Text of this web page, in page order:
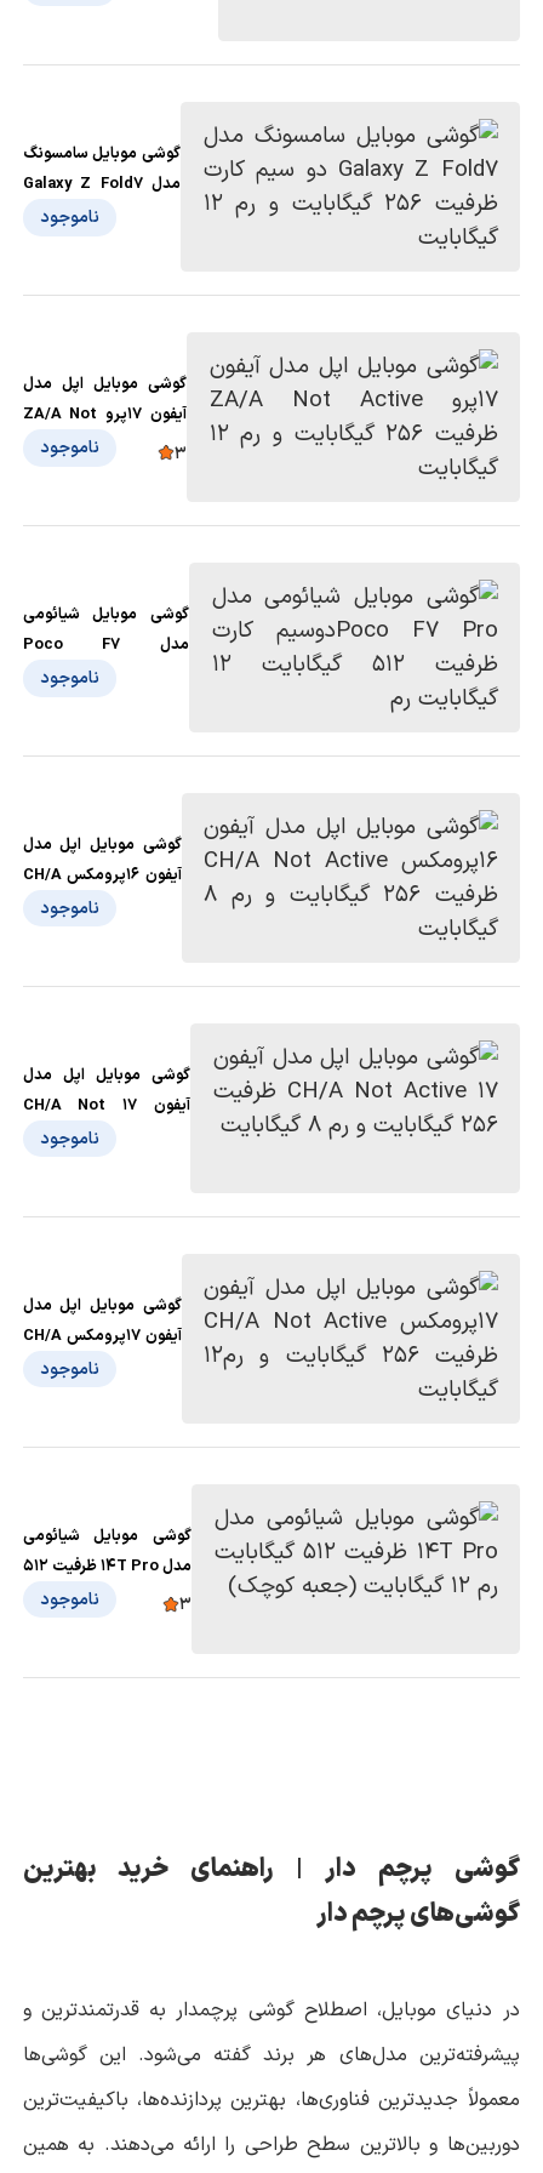
گوشی موبایل سامسونگ
مدل Galaxy Z Fold7
دو سیم کارت ظرفیت
ناموجود
گوشی موبایل اپل مدل
آیفون 17پرو ZA/A Not
Active ظرفیت 256
3 ناموجود
گوشی موبایل شیائومی
مدل Poco F7
Proدوسیم کارت ظرفیت
ناموجود
گوشی موبایل اپل مدل
آیفون 16پرومکس CH/A
Not Active ظرفیت
ناموجود
گوشی موبایل اپل مدل
آیفون 17 CH/A Not
Active ظرفیت 256
ناموجود
گوشی موبایل اپل مدل
آیفون 17پرومکس CH/A
Not Active ظرفیت
ناموجود
گوشی موبایل شیائومی
مدل 14T Pro ظرفیت 512
گیگابایت رم 12 گیگابایت
3 ناموجود
گوشی پرچم دار | راهنمای خرید بهترین
گوشی‌های پرچم دار
در دنیای موبایل، اصطلاح گوشی پرچمدار به قدرتمندترین و
پیشرفته‌ترین مدل‌های هر برند گفته می‌شود. این گوشی‌ها
معمولاً جدیدترین فناوری‌ها، بهترین پردازنده‌ها، باکیفیت‌ترین
دوربین‌ها و بالاترین سطح طراحی را ارائه می‌دهند. به همین